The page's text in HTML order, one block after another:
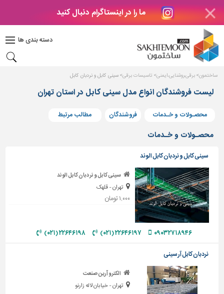
ما را در اینستاگرام دنبال کنید
دسته بندی ها
دکوراسیون
بتن
های
بتنی
و
پنجره
ساختمانی
پله،
نرده
و
حفاظ
دیوارپوش،
کفپوش
و
سنگ
سرویس
بهداشتی
ساختمون برقی،روشنایی،ایمنی تاسیسات برقی سینی کابل و نردبان کابل
لیست فروشندگان انواع مدل سینی کابل در استان تهران
محصـولات و خـدمات فروشندگان مطالب مرتبط
محصـولات و خـدمات
سینی کابل و نردبان کابل الوند
سینی کابل و نردبان کابل الوند
تهران - قلهک
۱,۰۰۰ تومان
۰۹۰۳۲۷۱۸۹۴۶ ۲۲۶۴۶۱۹۷ (۰۲۱) ۲۲۶۴۶۱۹۸ (۰۲۱)
نردبان کابل آرسینی
الکترو آرین صنعت
تهران - خیابان لاله زارنو